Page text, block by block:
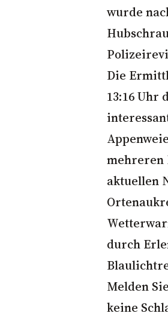
wurde
Die
13:16
mehreren
aktuellen
durch
Melden
keine